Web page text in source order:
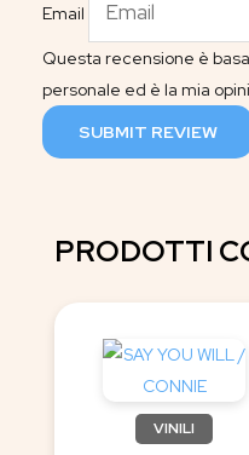
Email
Questa recensione è
personale ed è la mia
SUBMIT REVIEW
PRODOTTI
VINILI